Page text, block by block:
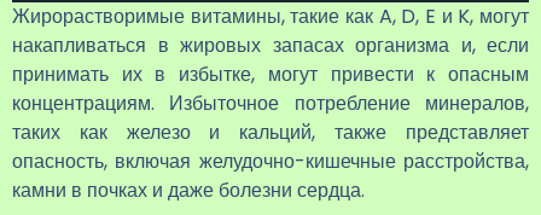
Жирорастворимые витамины, такие как A, D, E и K, могут
накапливаться в жировых запасах организма и, если
принимать их в избытке, могут привести к опасным
концентрациям. Избыточное потребление минералов,
таких как железо и кальций, также представляет
опасность, включая желудочно-кишечные расстройства,
камни в почках и даже болезни сердца.